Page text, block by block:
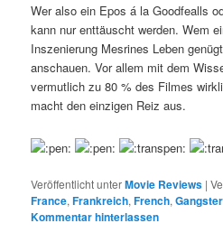
Wer also ein Epos á la Goodfealls
kann nur enttäuscht werden. Wem
Inszenierung Mesrines Leben
anschauen. Vor allem mit dem
vermutlich zu 80 % des Filmes
macht den einzigen Reiz aus.
Veröffentlicht unterMovie Reviews |
France,Frankreich,French,Gangster
Kommentar hinterlassen